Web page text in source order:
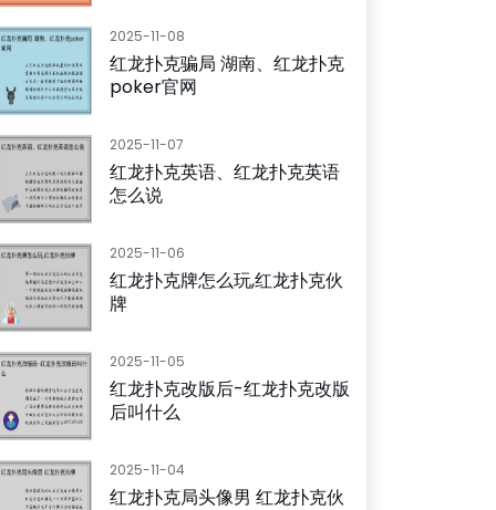
2025-11-08
红龙扑克骗局 湖南、红龙扑克
poker官网
2025-11-07
红龙扑克英语、红龙扑克英语
怎么说
2025-11-06
红龙扑克牌怎么玩,红龙扑克伙
牌
2025-11-05
红龙扑克改版后-红龙扑克改版
后叫什么
2025-11-04
红龙扑克局头像男 红龙扑克伙